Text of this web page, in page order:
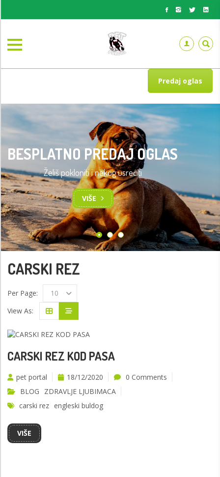
Predaj oglas
BESPLATNO PREDAJ OGLAS
Želiš pokloniti i nekog usrećiti
VIŠE
CARSKI REZ
Per Page:
10
View As:
CARSKI REZ KOD PASA
pet portal 18/12/2020
0 Comments
BLOG
ZDRAVLJE LJUBIMACA
carski rez engleski buldog
VIŠE